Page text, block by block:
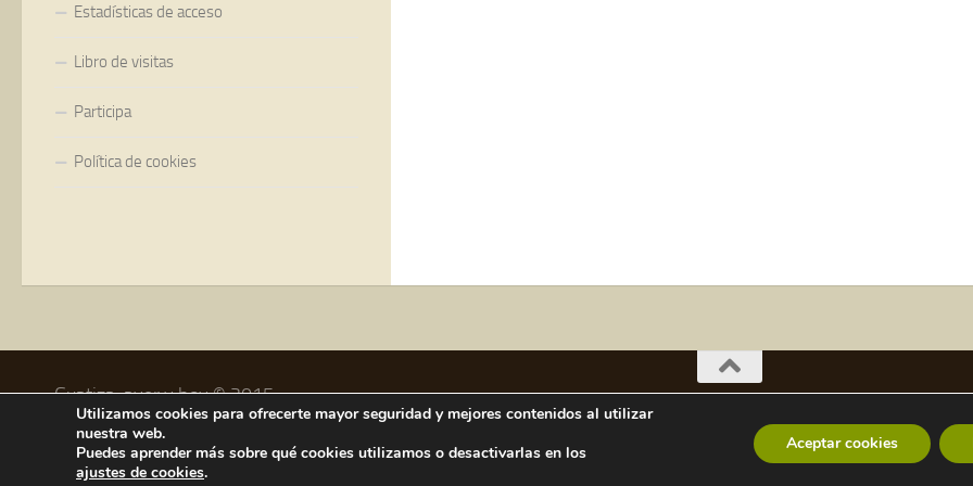
Estadísticas de acceso
Libro de visitas
Participa
Política de cookies
Guatiza, ayer y hoy © 2015
Contenidos: Varios autores
Funciona con - Diseñado con elTema Hueman
Utilizamos cookies para ofrecerte mayor seguridad y mejores contenidos al utilizar
nuestra web.
Puedes aprender más sobre qué cookies utilizamos o desactivarlas en los
ajustes de cookies.
Aceptar cookies